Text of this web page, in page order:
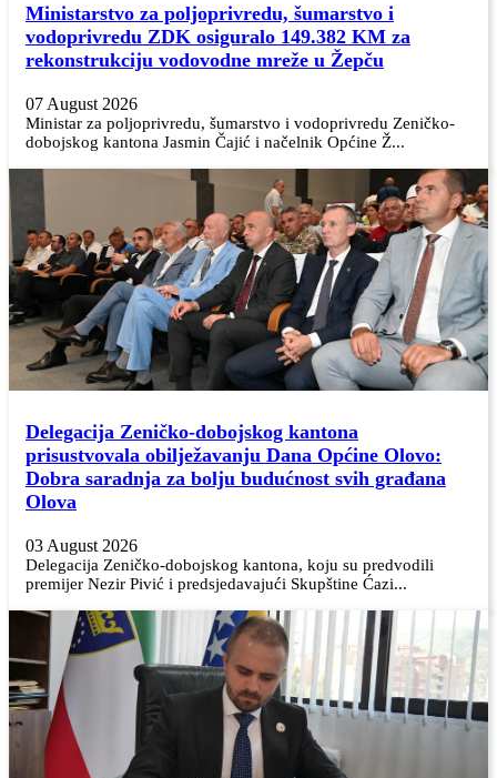
Ministarstvo za poljoprivredu, šumarstvo i
vodoprivredu ZDK osiguralo 149.382 KM za
rekonstrukciju vodovodne mreže u Žepču
07 August 2026
Ministar za poljoprivredu, šumarstvo i vodoprivredu Zeničko-
dobojskog kantona Jasmin Čajić i načelnik Općine Ž...
Delegacija Zeničko-dobojskog kantona
prisustvovala obilježavanju Dana Općine Olovo:
Dobra saradnja za bolju budućnost svih građana
Olova
03 August 2026
Delegacija Zeničko-dobojskog kantona, koju su predvodili
premijer Nezir Pivić i predsjedavajući Skupštine Ćazi...